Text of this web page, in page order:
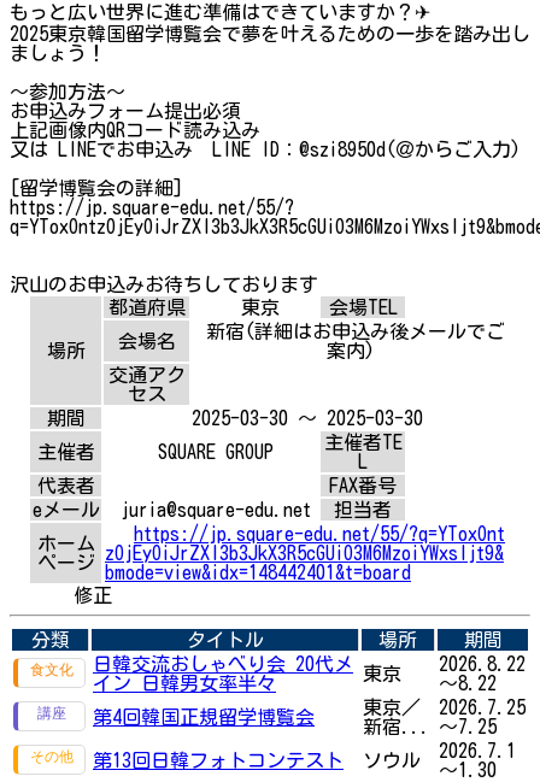
もっと広い世界に進む準備はできていますか？✈
2025東京韓国留学博覧会で夢を叶えるための一歩を踏み出し
ましょう！
～参加方法～
お申込みフォーム提出必須
上記画像内QRコード読み込み
又は LINEでお申込み LINE ID：@szi8950d(＠からご入力)
[留学博覧会の詳細]
https://jp.square-edu.net/55/?
沢山のお申込みお待ちしております
場所
都道府県 東京
会場TEL
会場名
新宿(詳細はお申込み後メールでご
案内)
交通アク
セス
期間
2025-03-30 ～ 2025-03-30
主催者
SQUARE GROUP
主催者TE
代表者
FAX番号
eメール
juria@square-edu.net
担当者
ホーム
ページ
https://jp.square-edu.net/55/?q=YToxOnt
zOjEyOiJrZXl3b3JkX3R5cGUiO3M6MzoiYWxsIjt9&
bmode=view&idx=148442401&t=board
修正
分類 タイトル 場所
期間
日韓交流おしゃべり会 20代メ
イン 日韓男女率半々
東京
2026.8.22
～8.22
第4回韓国正規留学博覧会
東京／
新宿...
2026.7.25
～7.25
第13回日韓フォトコンテスト
ソウル
2026.7.1
～1.30